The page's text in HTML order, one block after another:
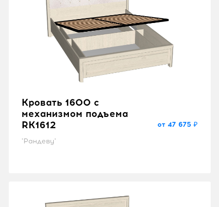
Кровать 1600 с
механизмом подъема
RK1612
"Рандеву"
от 47 675 ₽